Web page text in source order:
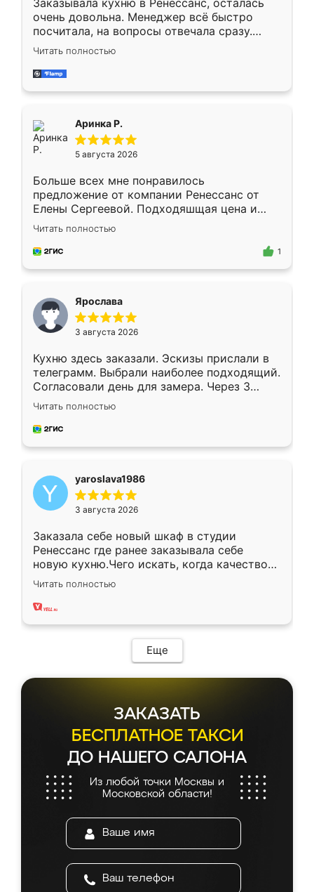
Заказывала кухню в Ренессанс, осталась
очень довольна. Менеджер всё быстро
посчитала, на вопросы отвечала сразу.
Замерщик приехал в субботу, подошёл к
делу со всей ответственностью. Собрали
за день, ребята работали аккуратно, даже
Читать полностью
Аринка Р.
5 августа 2026
Больше всех мне понравилось
предложение от компании Ренессанс от
Елены Сергеевой. Подходяшщая цена и
короткие сроки изготовления. Приехавший
для замера сотрудник Владислав
предложил по моему эскизу самый
Читать полностью
1
Ярослава
3 августа 2026
Кухню здесь заказали. Эскизы прислали в
телеграмм. Выбрали наиболее подходящий.
Согласовали день для замера. Через 3
недели кухня была уже готова. Остались
довольны работой. Спасибо Ренессанс
мебель за качественную работу!
Читать полностью
yaroslava1986
3 августа 2026
Заказала себе новый шкаф в студии
Ренессанс где ранее заказывала себе
новую кухню.Чего искать, когда качеством
вполне довольна. Служит кухня уже почти
два года, нареканий нет.
Читать полностью
Еще
ЗАКАЗАТЬ
БЕСПЛАТНОЕ ТАКСИ
ДО НАШЕГО САЛОНА
Из любой точки Москвы и
Московской области!